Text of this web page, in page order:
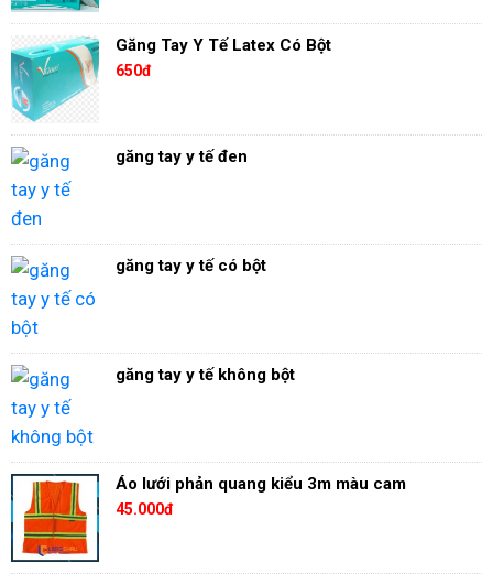
Găng Tay Y Tế Latex Có Bột
650đ
găng tay y tế đen
găng tay y tế có bột
găng tay y tế không bột
Áo lưới phản quang kiểu 3m màu cam
45.000đ